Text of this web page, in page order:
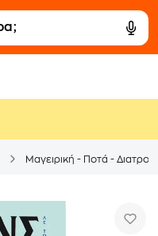
Μαγειρική - Ποτά -